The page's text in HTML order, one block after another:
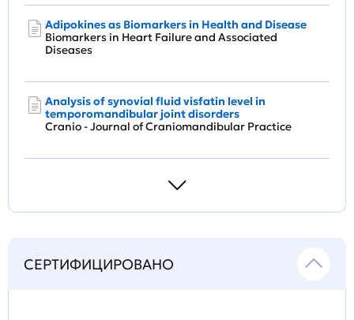
Adipokines as Biomarkers in Health and Disease
Biomarkers in Heart Failure and Associated
Diseases
Analysis of synovial fluid visfatin level in
temporomandibular joint disorders
Cranio - Journal of Craniomandibular Practice
СЕРТИФИЦИРОВАНО